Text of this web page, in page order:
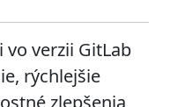
verzii GitLab
rýchlejšie
zlepšenia